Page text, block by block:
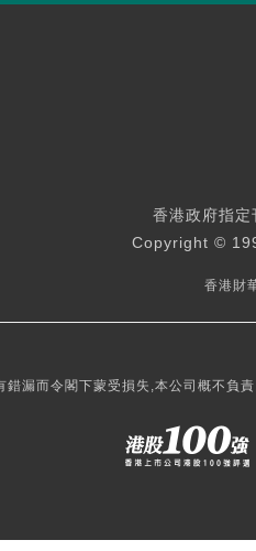
香港政府指
Copyright ©
香港財
漏而令閣下蒙受損失,本公司概不負責